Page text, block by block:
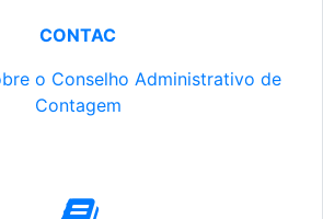
CONTAC
o Conselho Administrativo de
Contagem